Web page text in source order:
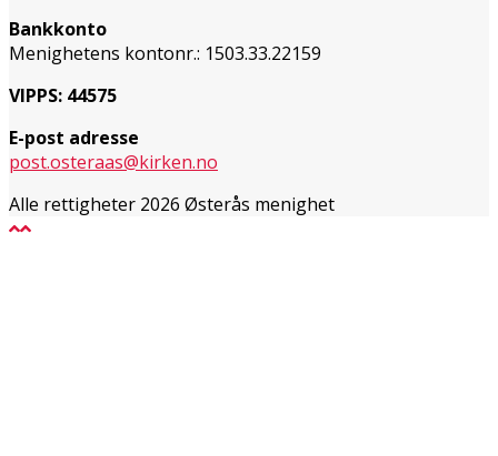
Bankkonto
Menighetens kontonr.: 1503.33.22159
VIPPS: 44575
E-post adresse
post.osteraas@kirken.no
Alle rettigheter 2026 Østerås menighet